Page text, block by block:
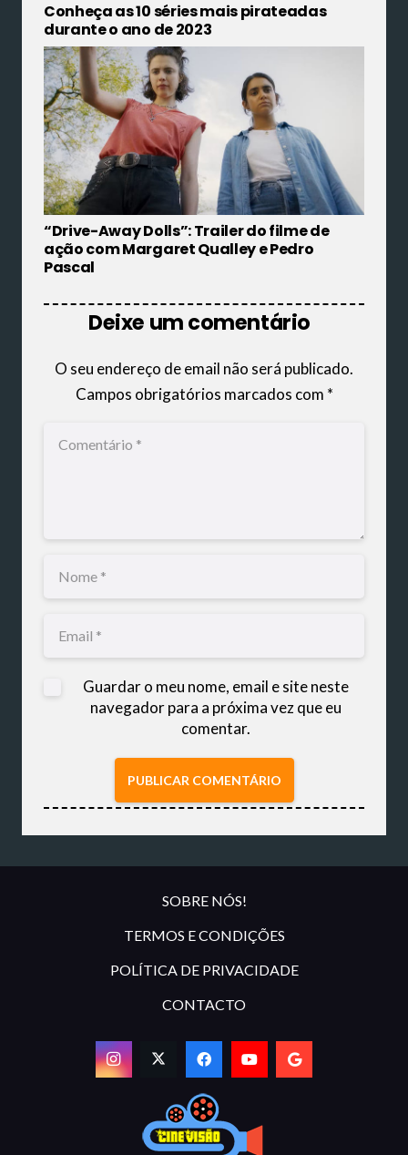
Conheça as 10 séries mais pirateadas
durante o ano de 2023
“Drive-Away Dolls”: Trailer do filme de
ação com Margaret Qualley e Pedro
Pascal
Deixe um comentário
O seu endereço de email não será publicado.
Campos obrigatórios marcados com *
Guardar o meu nome, email e site neste
navegador para a próxima vez que eu
comentar.
PUBLICAR COMENTÁRIO
SOBRE NÓS!
TERMOS E CONDIÇÕES
POLÍTICA DE PRIVACIDADE
CONTACTO